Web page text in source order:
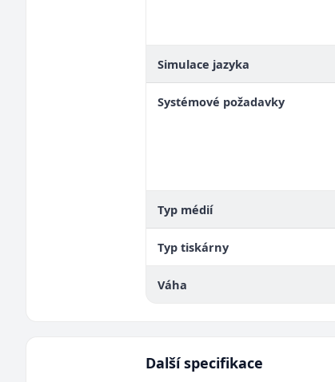
Simulace jazyka
Systémové požadavky
Typ médií
Typ tiskárny
Váha
Další specifikace